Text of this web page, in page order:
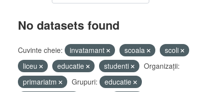
No datasets found
Cuvinte cheie: invatamant scoala
scoli
liceu
educatie studenti
Organizații:
primariatm
Grupuri:
educatie